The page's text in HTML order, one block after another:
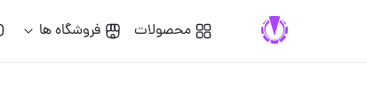
محصولات فروشگاه ها